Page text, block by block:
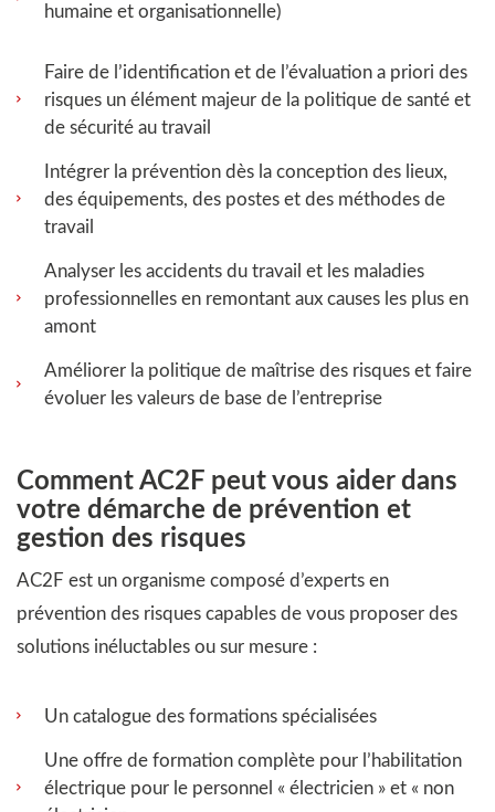
humaine et organisationnelle)
Faire de l’identification et de l’évaluation a priori des
risques un élément majeur de la politique de santé et
de sécurité au travail
Intégrer la prévention dès la conception des lieux,
des équipements, des postes et des méthodes de
travail
Analyser les accidents du travail et les maladies
professionnelles en remontant aux causes les plus en
amont
Améliorer la politique de maîtrise des risques et faire
évoluer les valeurs de base de l’entreprise
Comment AC2F peut vous aider dans
votre démarche de prévention et
gestion des risques
AC2F est un organisme composé d’experts en
prévention des risques capables de vous proposer des
solutions inéluctables ou sur mesure :
Un catalogue des formations spécialisées
Une offre de formation complète pour l’habilitation
électrique pour le personnel « électricien » et « non